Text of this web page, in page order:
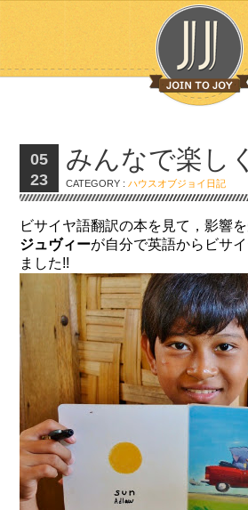
05
23
みんなで楽し
CATEGORY :ハウスオブジョイ日記
ビサイヤ語翻訳の本を見て，影響
ジュヴィーが自分で英語からビサ
ました!!